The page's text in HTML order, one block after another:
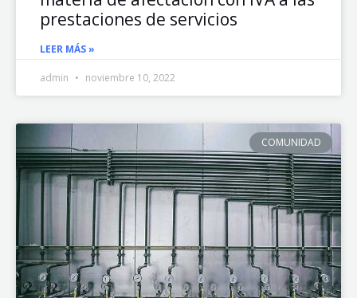
prestaciones de servicios
LEER MÁS »
admin noviembre 10, 2022
COMUNIDAD